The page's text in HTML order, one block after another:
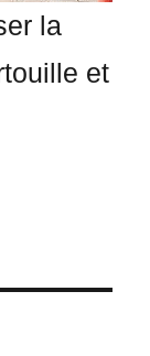
la
et